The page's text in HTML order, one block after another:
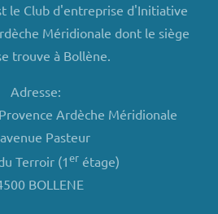
le Club d'entreprise d'Initiative
Méridionale dont le siège
trouve à Bollène.
Adresse:
Ardèche Méridionale
Pasteur
Terroir (1erétage)
BOLLENE